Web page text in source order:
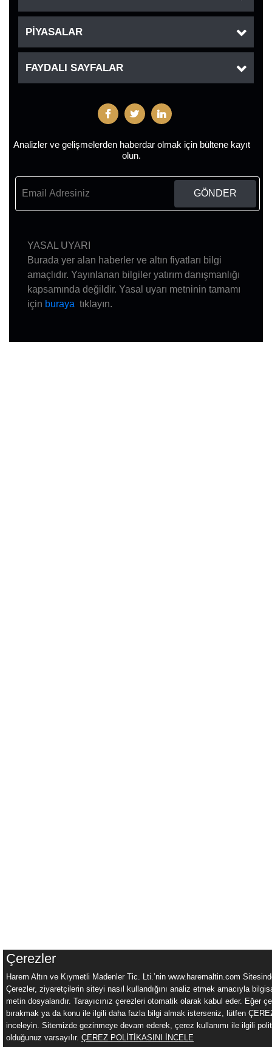
PİYASALAR
FAYDALI SAYFALAR
Analizler ve gelişmelerden haberdar olmak için bültene kayıt
olun.
GÖNDER
YASAL UYARI
Burada yer alan haberler ve altın fiyatları bilgi
amaçlıdır. Yayınlanan bilgiler yatırım danışmanlığı
kapsamında değildir. Yasal uyarı metninin tamamı
için buraya tıklayın.
Çerezler
Harem Altın ve Kıymetli Madenler Tic. Lti.’nin www.haremaltin.com
Çerezler, ziyaretçilerin siteyi nasıl kullandığını analiz etmek amacıyla
metin dosyalarıdır. Tarayıcınız çerezleri otomatik olarak kabul eder. Eğer
bırakmak ya da konu ile ilgili daha fazla bilgi almak isterseniz, lütfen
inceleyin. Sitemizde gezinmeye devam ederek, çerez kullanımı ile ilgili
olduğunuz varsayılır. ÇEREZ POLİTİKASINI İNCELE